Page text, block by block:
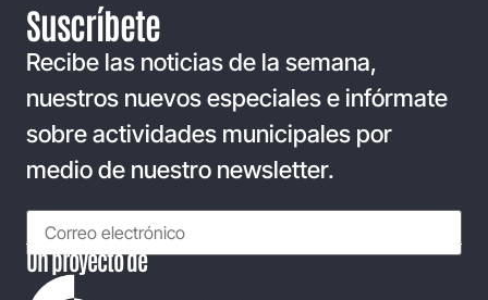
Suscríbete
Recibe las noticias de la semana,
nuestros nuevos especiales e infórmate
sobre actividades municipales por
medio de nuestro newsletter.
Un proyecto de